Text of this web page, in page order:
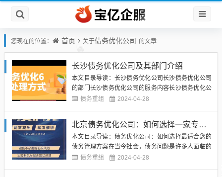
您现在的位置： 首页 关于债务优化公司 的文章
长沙债务优化公司及其部门介绍
本文目录导读：长沙债务优化公司长沙债务优化公司
的部门长沙债务优化公司的服务内容长沙债务优化公
司的优势长沙债务优化公司长沙债务优化公司是专门
司就是为了帮助这些人解决债务问题，重整财务状
况，实现财务自由。长沙作为湖...
债务重组 2024-04-28
北京债务优化公司：如何选择一家专业的债务优化公司来帮助您解决财务困境
本文目录导读：债务优化公司：如何选择最适合您的
债务管理方案在当今社会，债务问题是许多人面临的
重要挑战之一。无论是个人还是企业，都可能因为债
债务重组 2024-04-28